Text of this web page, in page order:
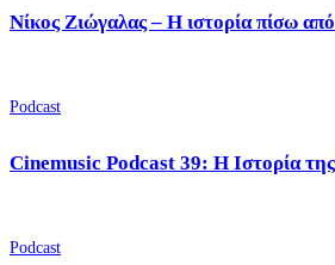
Νίκος Ζιώγαλας – Η ιστορία πίσω
Podcast
Cinemusic Podcast 39: Η Ιστορία
Podcast